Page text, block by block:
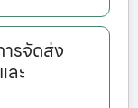
รจัดส่ง
ะ